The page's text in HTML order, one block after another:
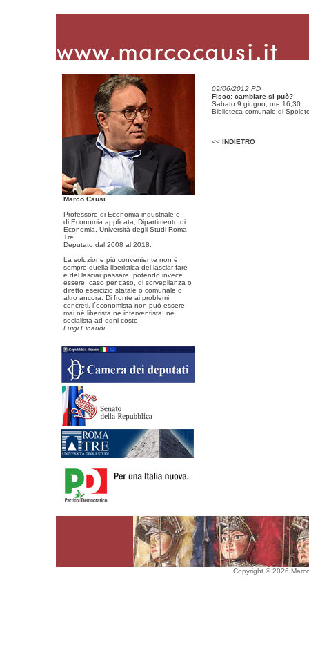
Marco Causi
Professore di Economia industriale e
di Economia applicata, Dipartimento di
Economia, Università degli Studi Roma
Tre.
Deputato dal 2008 al 2018.
La soluzione più conveniente non è
sempre quella liberistica del lasciar fare
e del lasciar passare, potendo invece
essere, caso per caso, di sorveglianza o
diretto esercizio statale o comunale o
altro ancora. Di fronte ai problemi
concreti, l´economista non può essere
mai né liberista né interventista, né
socialista ad ogni costo.
Luigi Einaudi
09/06/2012 PD
Fisco: cambiare si può?
Sabato 9 giugno, ore 16,30
Biblioteca comunale di
<< INDIETRO
Copyright © 2026